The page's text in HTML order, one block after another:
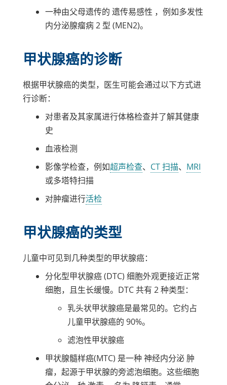
一种由父母遗传的 遗传易感性 ，例如多发性
内分泌腺瘤病 2 型 (MEN2)。
甲状腺癌的诊断
根据甲状腺癌的类型，医生可能会通过以下方式进
行诊断：
对患者及其家属进行体格检查并了解其健康
史
血液检测
影像学检查，例如超声检查、 CT 扫描、 MRI
或多塔特扫描
对肿瘤进行活检
甲状腺癌的类型
儿童中可见到几种类型的甲状腺癌：
分化型甲状腺癌 (DTC) 细胞外观更接近正常
细胞，且生长缓慢。DTC 共有 2 种类型：
乳头状甲状腺癌是最常见的。它约占
儿童甲状腺癌的 90%。
滤泡性甲状腺癌
甲状腺髓样癌(MTC) 是一种 神经内分泌肿
瘤，起源于甲状腺的旁滤泡细胞。这些细胞